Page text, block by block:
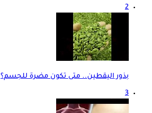
2
بذور اليقطين.. متى تكون مضرة للجسم؟
3